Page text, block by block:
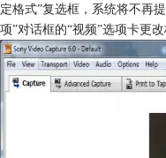
定格式”复选框，系统将不再
项”对话框的“视频”选项卡更改